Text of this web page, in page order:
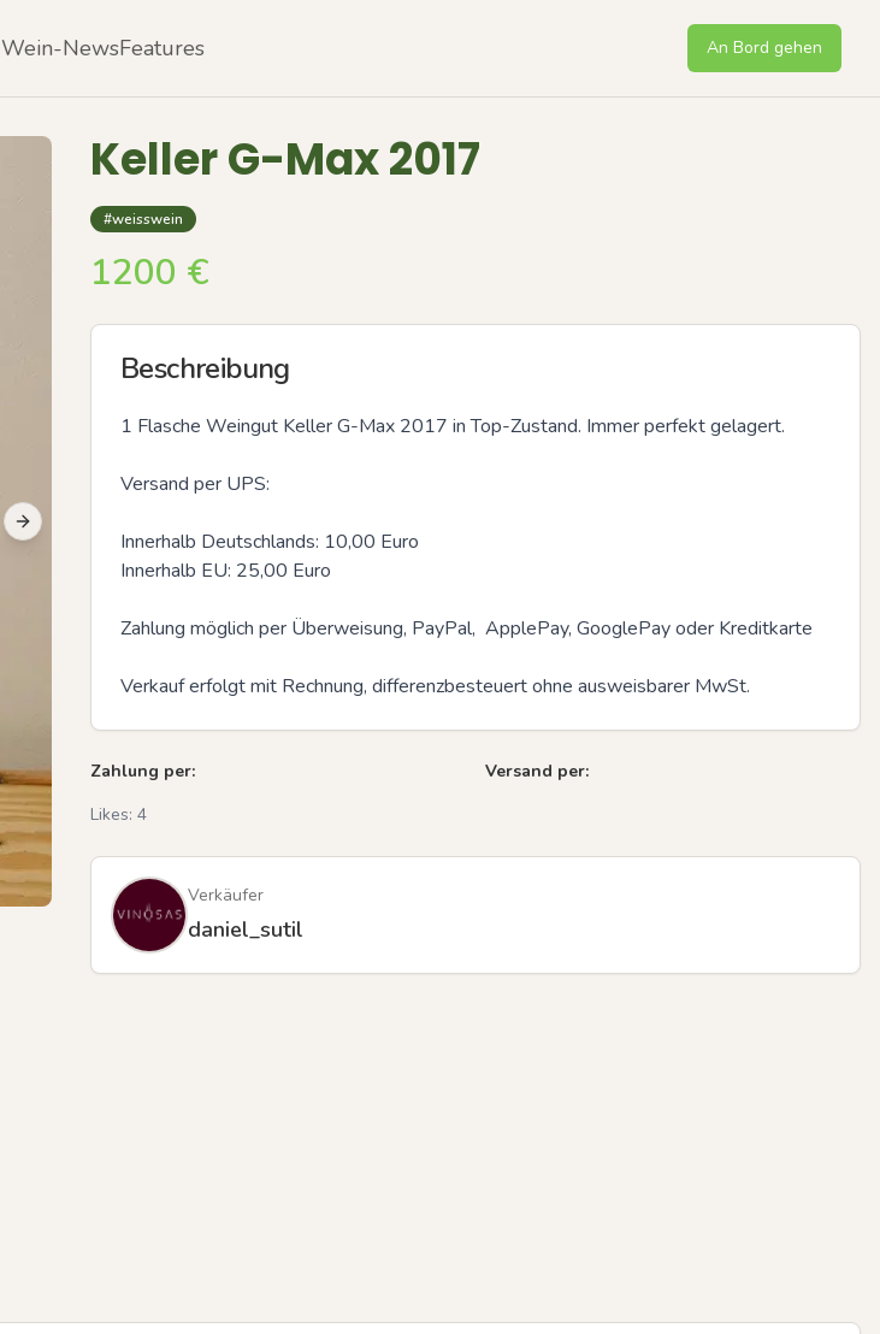
Wein-NewsFeatures An Bord gehen
Next slide
Keller G-Max 2017
#weisswein
1200 €
Beschreibung
1 Flasche Weingut Keller G-Max 2017 in Top-Zustand. Immer perfekt gelagert.
Versand per UPS:
Innerhalb Deutschlands: 10,00 Euro
Innerhalb EU: 25,00 Euro
Zahlung möglich per Überweisung, PayPal,  ApplePay, GooglePay oder Kreditkarte
Verkauf erfolgt mit Rechnung, differenzbesteuert ohne ausweisbarer MwSt.
Zahlung per:
Versand per:
Likes: 4
Verkäufer
daniel_sutil